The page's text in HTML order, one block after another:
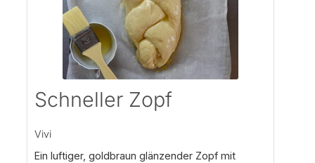
Schneller Zopf
Vivi
Ein luftiger, goldbraun glänzender Zopf mit